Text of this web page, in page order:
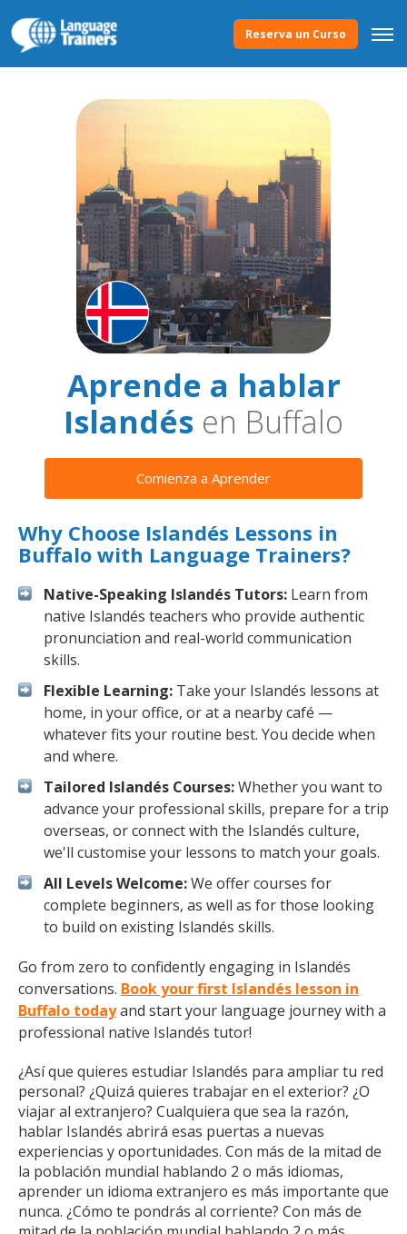
Reserva un Curso
Aprende a hablar
Islandés en Buffalo
Comienza a Aprender
Why Choose Islandés Lessons in
Buffalo with Language Trainers?
Native-Speaking Islandés Tutors: Learn from
native Islandés teachers who provide authentic
pronunciation and real-world communication
skills.
Flexible Learning: Take your Islandés lessons at
home, in your office, or at a nearby café —
whatever fits your routine best. You decide when
and where.
Tailored Islandés Courses:Whether you want to
advance your professional skills, prepare for a trip
overseas, or connect with the Islandés culture,
we'll customise your lessons to match your goals.
All Levels Welcome:We offer courses for
complete beginners, as well as for those looking
to build on existing Islandés skills.
Go from zero to confidently engaging in Islandés
conversations. Book your first Islandés lesson in
Buffalo todayand start your language journey with a
professional native Islandés tutor!
¿Así que quieres estudiar Islandés para ampliar tu red
personal? ¿Quizá quieres trabajar en el exterior? ¿O
viajar al extranjero? Cualquiera que sea la razón,
hablar Islandés abrirá esas puertas a nuevas
experiencias y oportunidades. Con más de la mitad de
la población mundial hablando 2 o más idiomas,
aprender un idioma extranjero es más importante que
nunca. ¿Cómo te pondrás al corriente? Con más de